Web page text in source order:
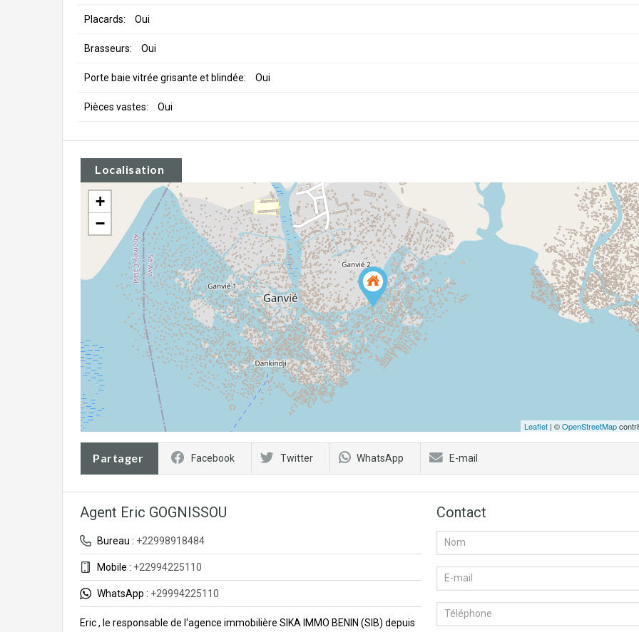
Placards: Oui
Brasseurs: Oui
Porte baie vitrée grisante et blindée: Oui
Pièces vastes: Oui
Localisation
+
−
Leaflet | ©OpenStreetMap
Partager Facebook Twitter WhatsApp E-mail
Agent Eric GOGNISSOU
Bureau : +22998918484
Mobile : +22994225110
WhatsApp : +29994225110
Eric , le responsable de l'agence immobilière SIKA IMMO BENIN (SIB) depuis
Contact